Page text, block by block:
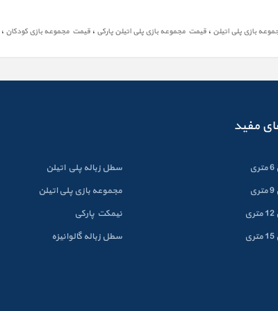
بازی پلی اتیلن ، قیمت مجموعه بازی پلی اتیلن پارکی ، قیمت مجموعه بازی کودکان ،
مفید
سطل زباله پلي اتيلن
مجموعه بازی پلی اتیلن
نیمکت پارکی
سطل زباله گالوانيزه